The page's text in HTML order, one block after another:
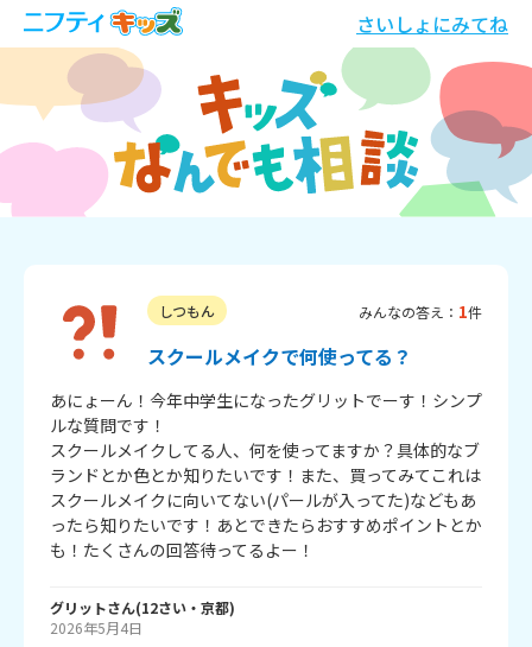
さいしょにみてね
しつもん みんなの答え： 1件
スクールメイクで何使ってる？
あにょーん！今年中学生になったグリットでーす！シンプ
ルな質問です！
スクールメイクしてる人、何を使ってますか？具体的なブ
ランドとか色とか知りたいです！また、買ってみてこれは
スクールメイクに向いてない(パールが入ってた)などもあ
ったら知りたいです！あとできたらおすすめポイントとか
も！たくさんの回答待ってるよー！
グリットさん(12さい・ 京都)
2026年5月4日